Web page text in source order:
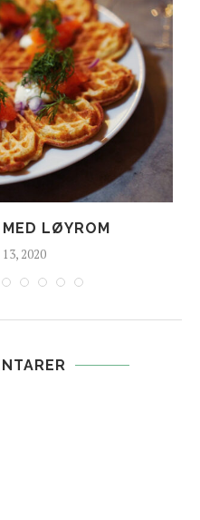
LØYROM
2020